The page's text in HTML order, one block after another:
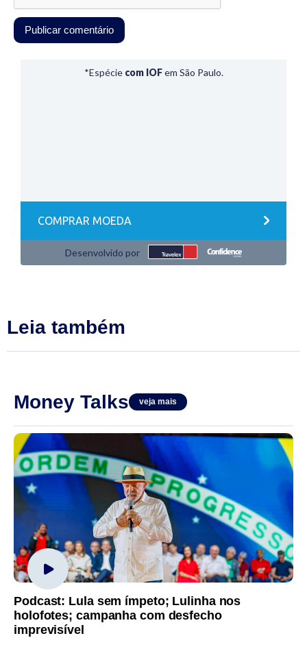
Leia também
Money Talks veja mais
Podcast: Lula sem ímpeto; Lulinha nos
holofotes; campanha com desfecho
imprevisível